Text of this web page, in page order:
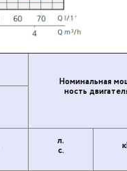
Но­ми­наль­ная
ность
л.
с.